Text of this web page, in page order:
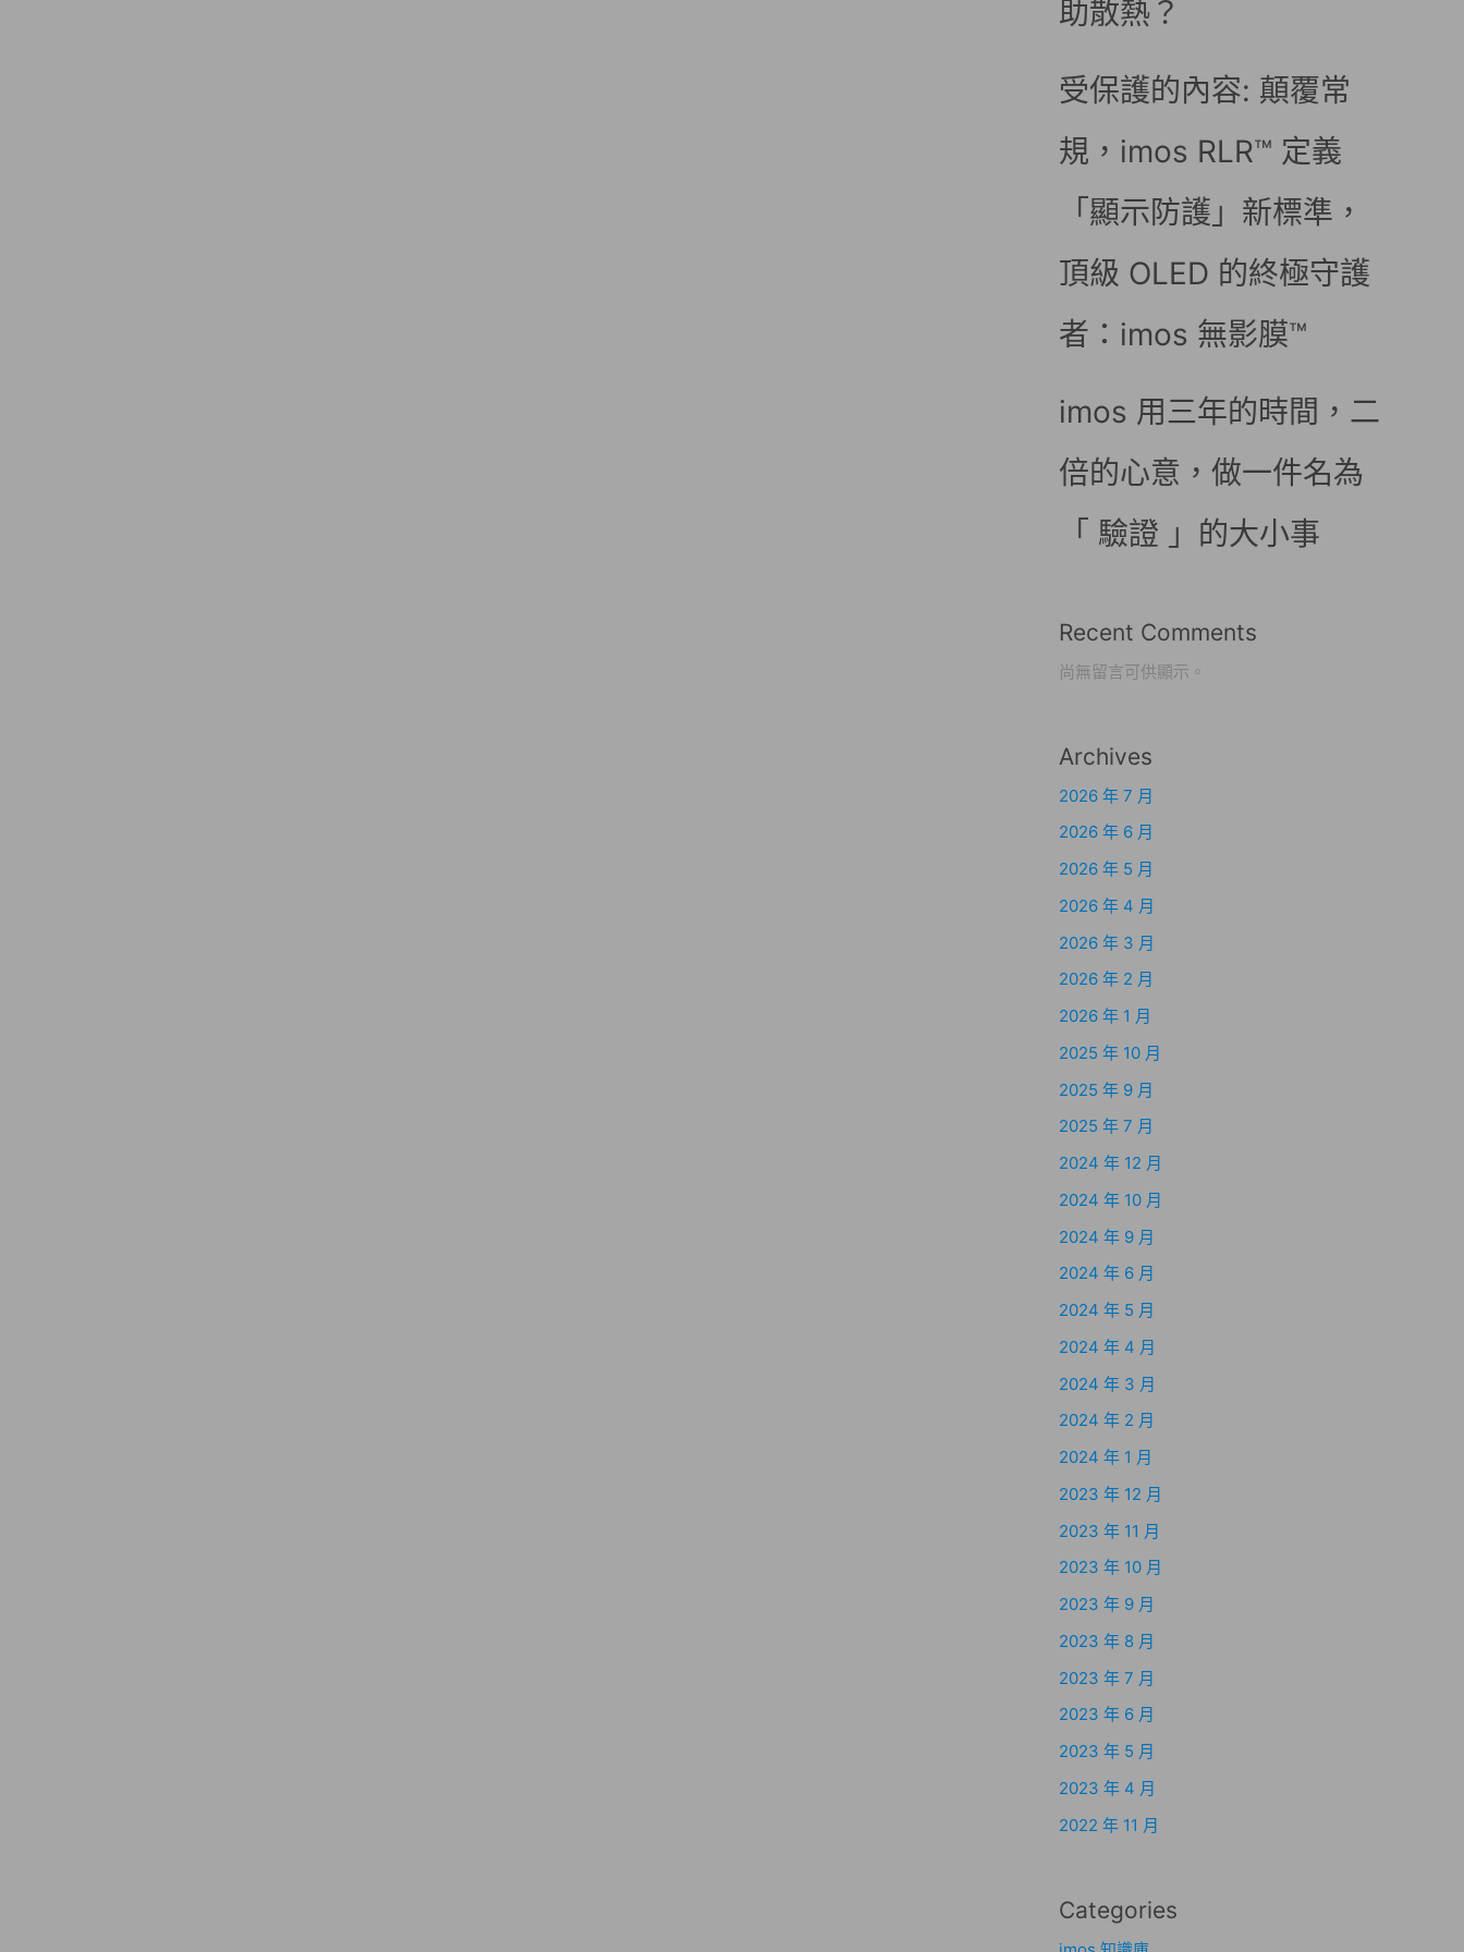
助散熱？
受保護的內容: 顛覆常
規，imos RLR™ 定義
「顯示防護」新標準，
頂級 OLED 的終極守護
者：imos 無影膜™
imos 用三年的時間，二
倍的心意，做一件名為
「 驗證 」的大小事
Recent Comments
尚無留言可供顯示。
Archives
2026 年 7 月
2026 年 6 月
2026 年 5 月
2026 年 4 月
2026 年 3 月
2026 年 2 月
2026 年 1 月
2025 年 10 月
2025 年 9 月
2025 年 7 月
2024 年 12 月
2024 年 10 月
2024 年 9 月
2024 年 6 月
2024 年 5 月
2024 年 4 月
2024 年 3 月
2024 年 2 月
2024 年 1 月
2023 年 12 月
2023 年 11 月
2023 年 10 月
2023 年 9 月
2023 年 8 月
2023 年 7 月
2023 年 6 月
2023 年 5 月
2023 年 4 月
2022 年 11 月
Categories